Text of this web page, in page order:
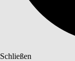
Schließen